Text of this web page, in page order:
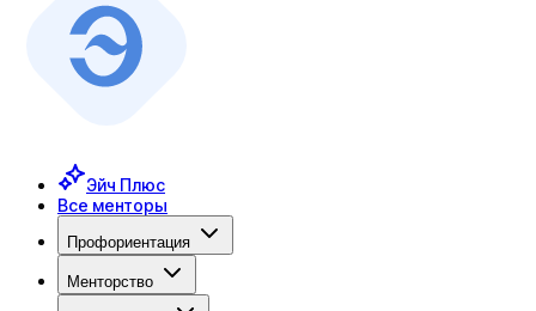
Эйч Плюс
Все менторы
Профориентация
Менторство